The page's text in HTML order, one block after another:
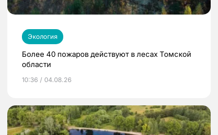
Экология
Более 40 пожаров действуют в лесах Томской
области
10:36 / 04.08.26